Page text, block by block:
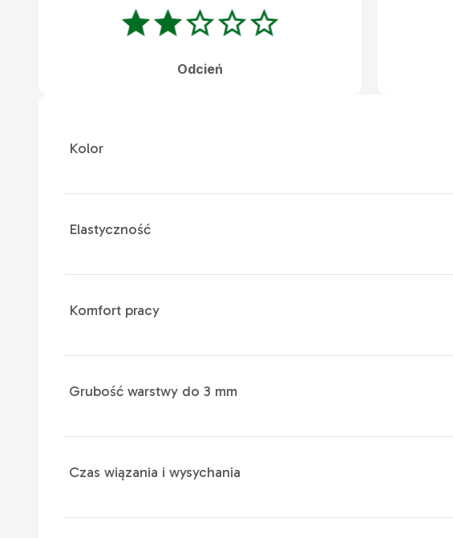
Odcień
Kolor
Elastyczność
Komfort pracy
Grubość warstwy do 3 mm
Czas wiązania i wysychania